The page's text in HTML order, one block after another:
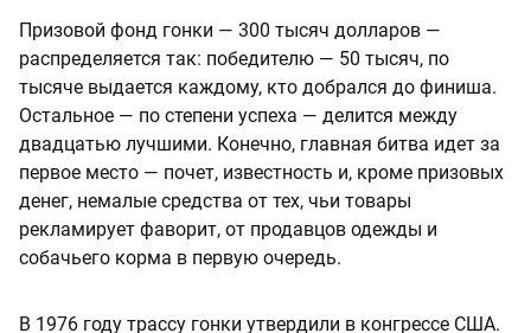
Призовой фонд гонки — 300 тысяч долларов —
распределяется так: победителю — 50 тысяч, по
тысяче выдается каждому, кто добрался до финиша.
Остальное — по степени успеха — делится между
двадцатью лучшими. Конечно, главная битва идет за
первое место — почет, известность и, кроме призовых
денег, немалые средства от тех, чьи товары
рекламирует фаворит, от продавцов одежды и
собачьего корма в первую очередь.
В 1976 году трассу гонки утвердили в конгрессе США.